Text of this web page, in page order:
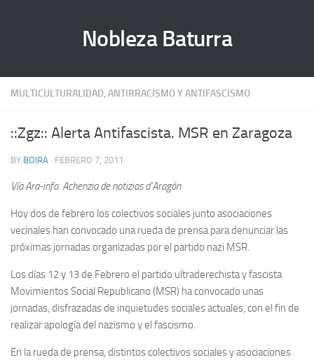
Nobleza Baturra
MULTICULTURALIDAD, ANTIRRACISMO Y ANTIFASCISMO
::Zgz:: Alerta Antifascista. MSR en Zaragoza
BY BOIRA · FEBRERO 7, 2011
Vía Ara-info. Achenzia de notizias d’Aragón
Hoy dos de febrero los colectivos sociales junto asociaciones
vecinales han convocado una rueda de prensa para denunciar las
próximas jornadas organizadas por el partido nazi MSR.
Los días 12 y 13 de Febrero el partido ultraderechista y fascista
Movimientos Social Republicano (MSR) ha convocado unas
jornadas, disfrazadas de inquietudes sociales actuales, con el fin de
realizar apología del nazismo y el fascismo.
En la rueda de prensa, distintos colectivos sociales y asociaciones